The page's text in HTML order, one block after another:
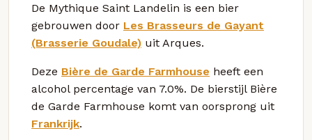
De Mythique Saint Landelin is een bier
gebrouwen door Les Brasseurs de Gayant
(Brasserie Goudale) uit Arques.
Deze Bière de Garde Farmhouse heeft een
alcohol percentage van 7.0%. De bierstijl Bière
de Garde Farmhouse komt van oorsprong uit
Frankrijk.